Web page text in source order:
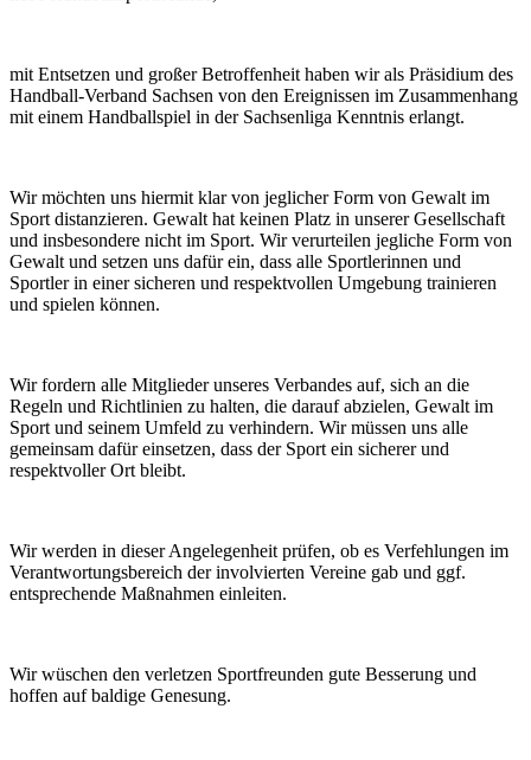
mit Entsetzen und großer Betroffenheit haben wir als Präsidium des
Handball-Verband Sachsen von den Ereignissen im Zusammenhang
mit einem Handballspiel in der Sachsenliga Kenntnis erlangt.
Wir möchten uns hiermit klar von jeglicher Form von Gewalt im
Sport distanzieren. Gewalt hat keinen Platz in unserer Gesellschaft
und insbesondere nicht im Sport. Wir verurteilen jegliche Form von
Gewalt und setzen uns dafür ein, dass alle Sportlerinnen und
Sportler in einer sicheren und respektvollen Umgebung trainieren
und spielen können.
Wir fordern alle Mitglieder unseres Verbandes auf, sich an die
Regeln und Richtlinien zu halten, die darauf abzielen, Gewalt im
Sport und seinem Umfeld zu verhindern. Wir müssen uns alle
gemeinsam dafür einsetzen, dass der Sport ein sicherer und
respektvoller Ort bleibt.
Wir werden in dieser Angelegenheit prüfen, ob es Verfehlungen im
Verantwortungsbereich der involvierten Vereine gab und ggf.
entsprechende Maßnahmen einleiten.
Wir wüschen den verletzen Sportfreunden gute Besserung und
hoffen auf baldige Genesung.